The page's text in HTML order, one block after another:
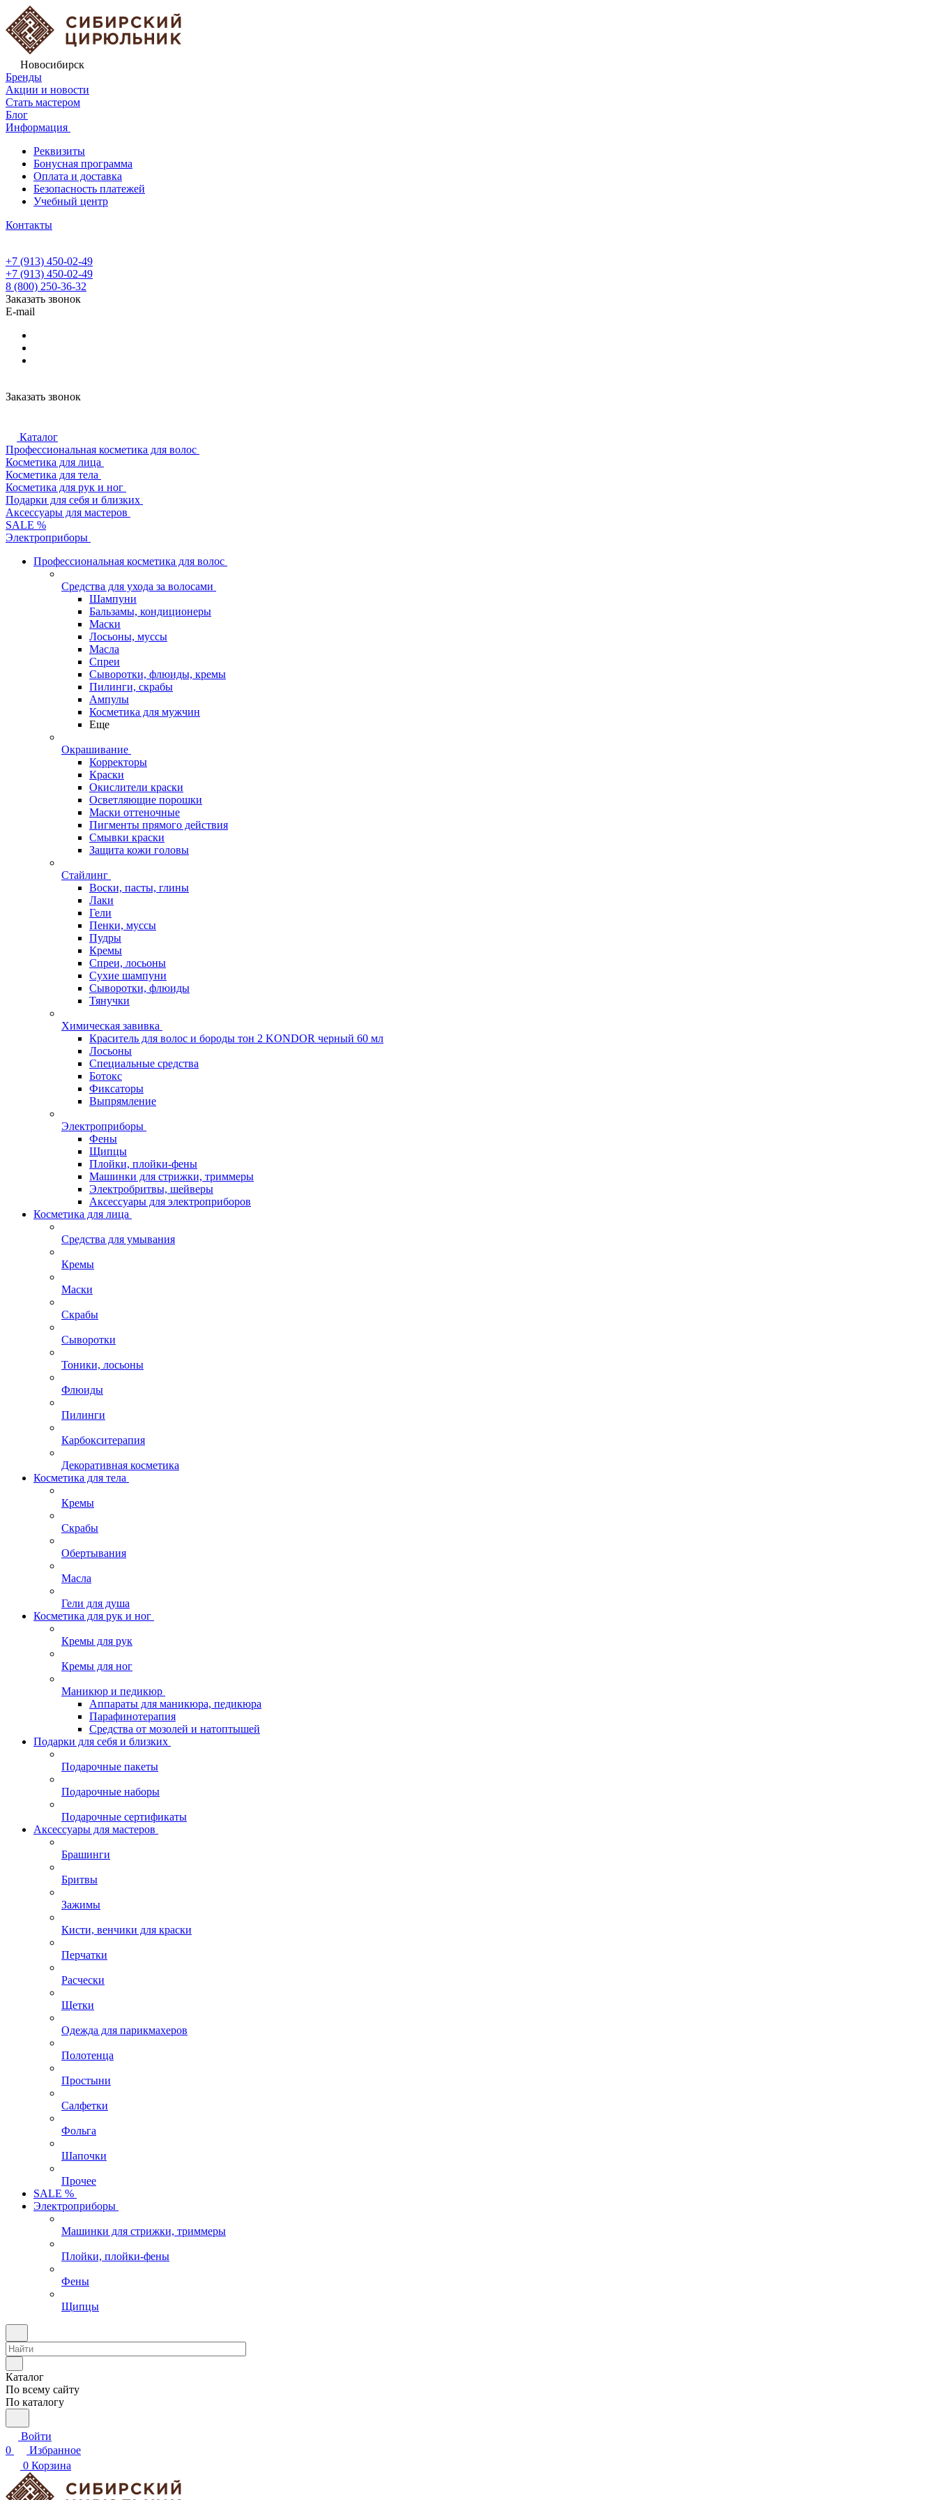
Новосибирск
Бренды
Акции и новости
Стать мастером
Блог
Информация
Реквизиты
Бонусная программа
Оплата и доставка
Безопасность платежей
Учебный центр
Контакты
+7 (913) 450-02-49
+7 (913) 450-02-49
8 (800) 250-36-32
Заказать звонок
E-mail
Заказать звонок
Каталог
Профессиональная косметика для волос
Косметика для лица
Косметика для тела
Косметика для рук и ног
Подарки для себя и близких
Аксессуары для мастеров
SALE %
Электроприборы
Профессиональная косметика для волос
Средства для ухода за волосами
Шампуни
Бальзамы, кондиционеры
Маски
Лосьоны, муссы
Масла
Спреи
Сыворотки, флюиды, кремы
Пилинги, скрабы
Ампулы
Косметика для мужчин
Еще
Окрашивание
Корректоры
Краски
Окислители краски
Осветляющие порошки
Маски оттеночные
Пигменты прямого действия
Смывки краски
Защита кожи головы
Стайлинг
Воски, пасты, глины
Лаки
Гели
Пенки, муссы
Пудры
Кремы
Спреи, лосьоны
Сухие шампуни
Сыворотки, флюиды
Тянучки
Химическая завивка
Краситель для волос и бороды тон 2 KONDOR черный 60 мл
Лосьоны
Специальные средства
Ботокс
Фиксаторы
Выпрямление
Электроприборы
Фены
Щипцы
Плойки, плойки-фены
Машинки для стрижки, триммеры
Электробритвы, шейверы
Аксессуары для электроприборов
Косметика для лица
Средства для умывания
Кремы
Маски
Скрабы
Сыворотки
Тоники, лосьоны
Флюиды
Пилинги
Карбокситерапия
Декоративная косметика
Косметика для тела
Кремы
Скрабы
Обертывания
Масла
Гели для душа
Косметика для рук и ног
Кремы для рук
Кремы для ног
Маникюр и педикюр
Аппараты для маникюра, педикюра
Парафинотерапия
Средства от мозолей и натоптышей
Подарки для себя и близких
Подарочные пакеты
Подарочные наборы
Подарочные сертификаты
Аксессуары для мастеров
Брашинги
Бритвы
Зажимы
Кисти, венчики для краски
Перчатки
Расчески
Щетки
Одежда для парикмахеров
Полотенца
Простыни
Салфетки
Фольга
Шапочки
Прочее
SALE %
Электроприборы
Машинки для стрижки, триммеры
Плойки, плойки-фены
Фены
Щипцы
Каталог
По всему сайту
По каталогу
Войти
0
Избранное
0 Корзина